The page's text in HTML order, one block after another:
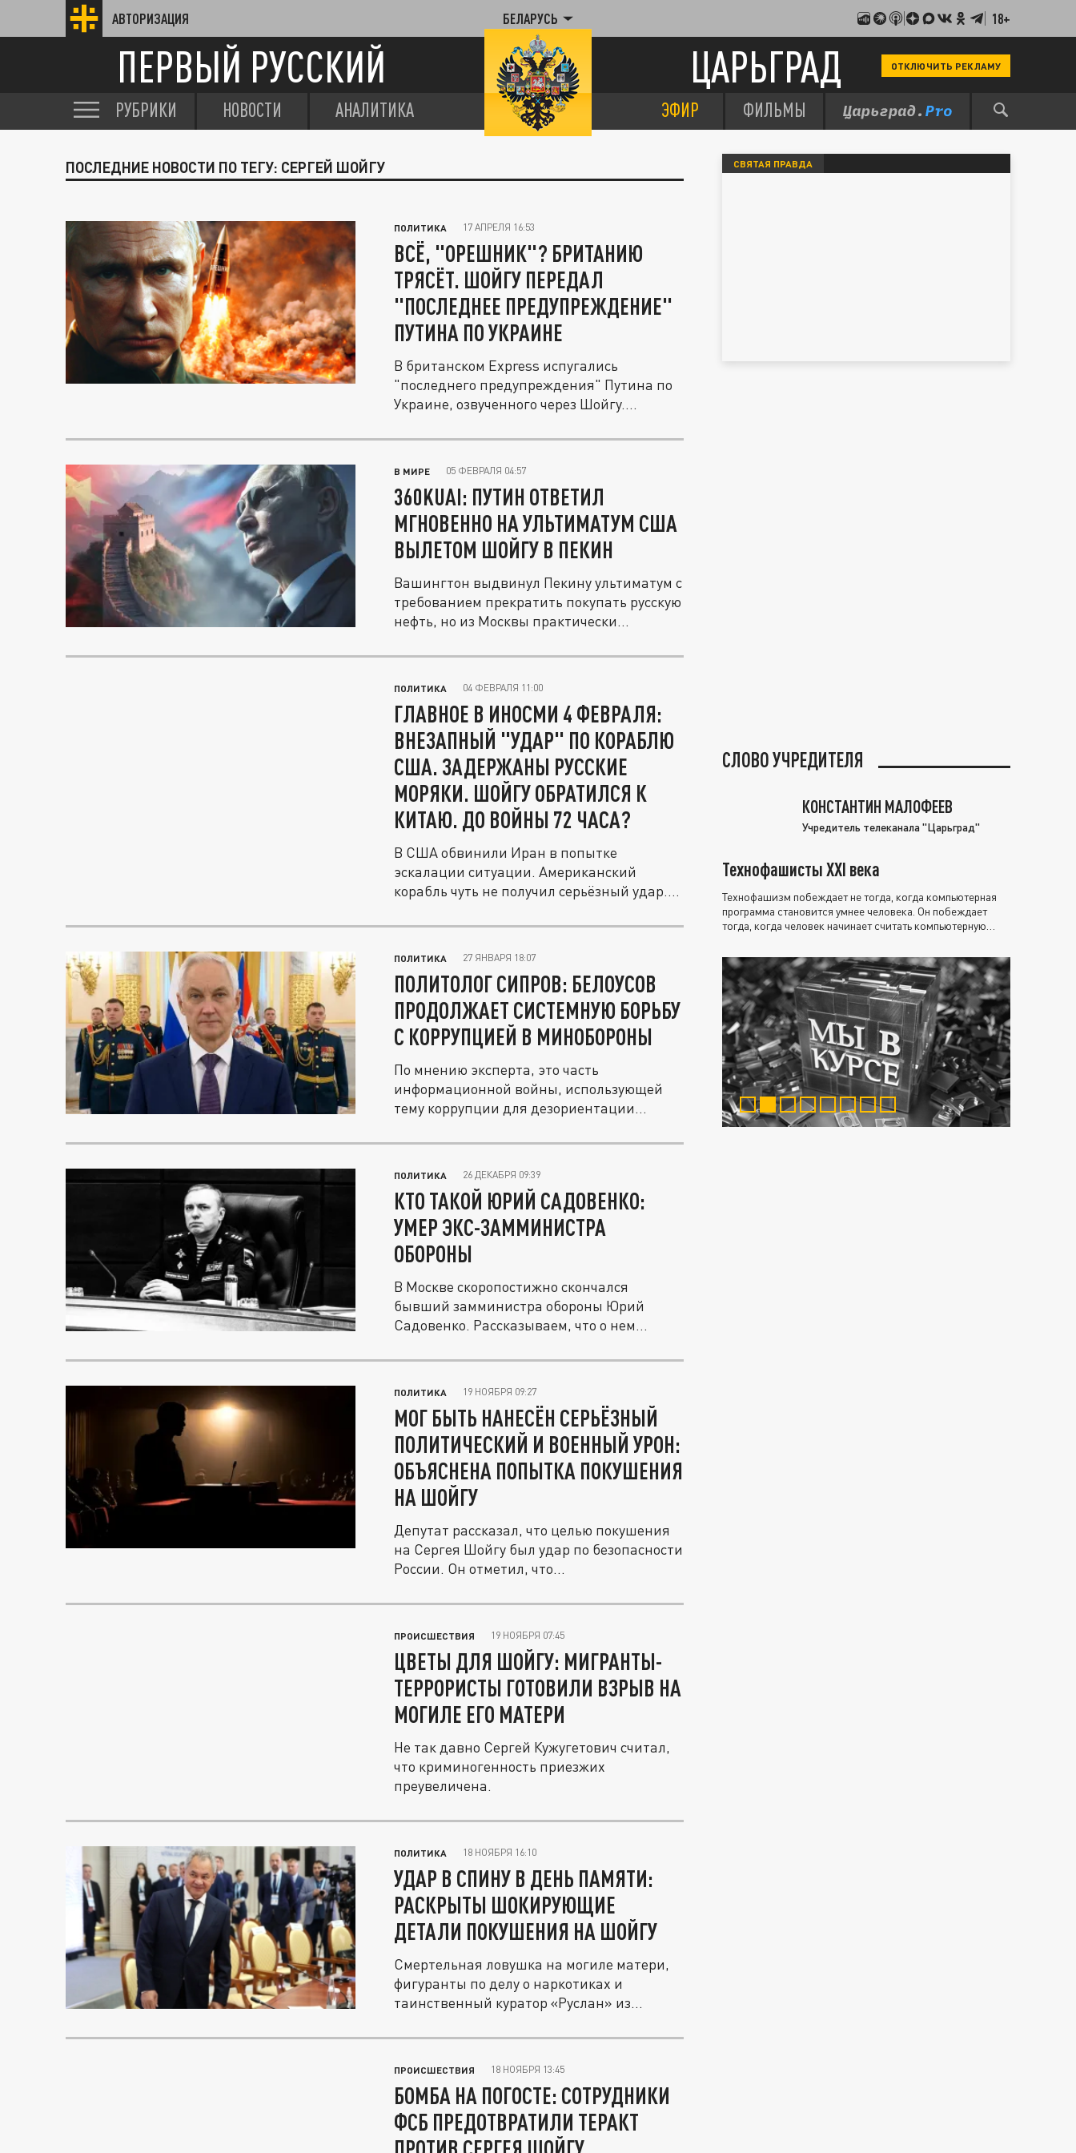
АВТОРИЗАЦИЯ БЕЛАРУСЬ 18+
ПЕРВЫЙ РУССКИЙ ЦАРЬГРАД ОТКЛЮЧИТЬ РЕКЛАМУ
РУБРИКИ НОВОСТИ АНАЛИТИКА ЭФИР ФИЛЬМЫ
ПОСЛЕДНИЕ НОВОСТИ ПО ТЕГУ: СЕРГЕЙ ШОЙГУ
ПОЛИТИКА 17 АПРЕЛЯ 16:53
ВСЁ, "ОРЕШНИК"? БРИТАНИЮ
ТРЯСЁТ. ШОЙГУ ПЕРЕДАЛ
"ПОСЛЕДНЕЕ ПРЕДУПРЕЖДЕНИЕ"
ПУТИНА ПО УКРАИНЕ
В британском Express испугались
"последнего предупреждения" Путина по
Украине, озвученного через Шойгу....
В МИРЕ 05 ФЕВРАЛЯ 04:57
360KUAI: ПУТИН ОТВЕТИЛ
МГНОВЕННО НА УЛЬТИМАТУМ США
ВЫЛЕТОМ ШОЙГУ В ПЕКИН
Вашингтон выдвинул Пекину ультиматум с
требованием прекратить покупать русскую
нефть, но из Москвы практически...
ПОЛИТИКА 04 ФЕВРАЛЯ 11:00
ГЛАВНОЕ В ИНОСМИ 4 ФЕВРАЛЯ:
ВНЕЗАПНЫЙ "УДАР" ПО КОРАБЛЮ
США. ЗАДЕРЖАНЫ РУССКИЕ
МОРЯКИ. ШОЙГУ ОБРАТИЛСЯ К
КИТАЮ. ДО ВОЙНЫ 72 ЧАСА?
В США обвинили Иран в попытке
эскалации ситуации. Американский
корабль чуть не получил серьёзный удар.
ПОЛИТИКА 27 ЯНВАРЯ 18:07
ПОЛИТОЛОГ СИПРОВ: БЕЛОУСОВ
ПРОДОЛЖАЕТ СИСТЕМНУЮ БОРЬБУ
С КОРРУПЦИЕЙ В МИНОБОРОНЫ
По мнению эксперта, это часть
информационной войны, использующей
тему коррупции для дезориентации
ПОЛИТИКА 26 ДЕКАБРЯ 09:39
КТО ТАКОЙ ЮРИЙ САДОВЕНКО:
УМЕР ЭКС-ЗАММИНИСТРА
ОБОРОНЫ
В Москве скоропостижно скончался
бывший замминистра обороны Юрий
Садовенко. Рассказываем, что о нем
ПОЛИТИКА 19 НОЯБРЯ 09:27
МОГ БЫТЬ НАНЕСЁН СЕРЬЁЗНЫЙ
ПОЛИТИЧЕСКИЙ И ВОЕННЫЙ УРОН:
ОБЪЯСНЕНА ПОПЫТКА ПОКУШЕНИЯ
НА ШОЙГУ
Депутат рассказал, что целью покушения
на Сергея Шойгу был удар по безопасности
России. Он отметил, что...
ПРОИСШЕСТВИЯ 19 НОЯБРЯ 07:45
ЦВЕТЫ ДЛЯ ШОЙГУ: МИГРАНТЫ-
ТЕРРОРИСТЫ ГОТОВИЛИ ВЗРЫВ НА
МОГИЛЕ ЕГО МАТЕРИ
Не так давно Сергей Кужугетович считал,
что криминогенность приезжих
преувеличена.
ПОЛИТИКА 18 НОЯБРЯ 16:10
УДАР В СПИНУ В ДЕНЬ ПАМЯТИ:
РАСКРЫТЫ ШОКИРУЮЩИЕ
ДЕТАЛИ ПОКУШЕНИЯ НА ШОЙГУ
Смертельная ловушка на могиле матери,
фигуранты по делу о наркотиках и
таинственный куратор «Руслан» из
ПРОИСШЕСТВИЯ 18 НОЯБРЯ 13:45
БОМБА НА ПОГОСТЕ: СОТРУДНИКИ
ФСБ ПРЕДОТВРАТИЛИ ТЕРАКТ
СВЯТАЯ ПРАВДА
СЛОВО УЧРЕДИТЕЛЯ
КОНСТАНТИН МАЛОФЕЕВ
Учредитель телеканала "Царьград"
Технофашисты XXI века
Технофашизм побеждает не тогда, когда компьютерная
программа становится умнее человека. Он побеждает
тогда, когда человек начинает считать компьютерную